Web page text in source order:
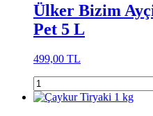
Ülker Bizim
Pet 5 L
499,00 TL